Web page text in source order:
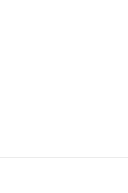
Verwachte levertijd 4 weken
Verwachte levertijd 4 weken